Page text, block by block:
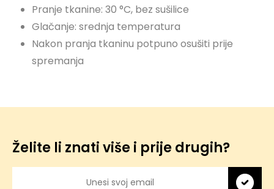
Pranje tkanine: 30 °C, bez sušilice
Glačanje: srednja temperatura
Nakon pranja tkaninu potpuno osušiti prije
spremanja
Želite li znati više i prije drugih?